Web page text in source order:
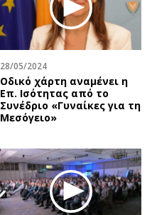
28/05/2024
Οδικό χάρτη αναμένει η
Επ. Ισότητας από το
Συνέδριο «Γυναίκες για τη
Μεσόγειο»